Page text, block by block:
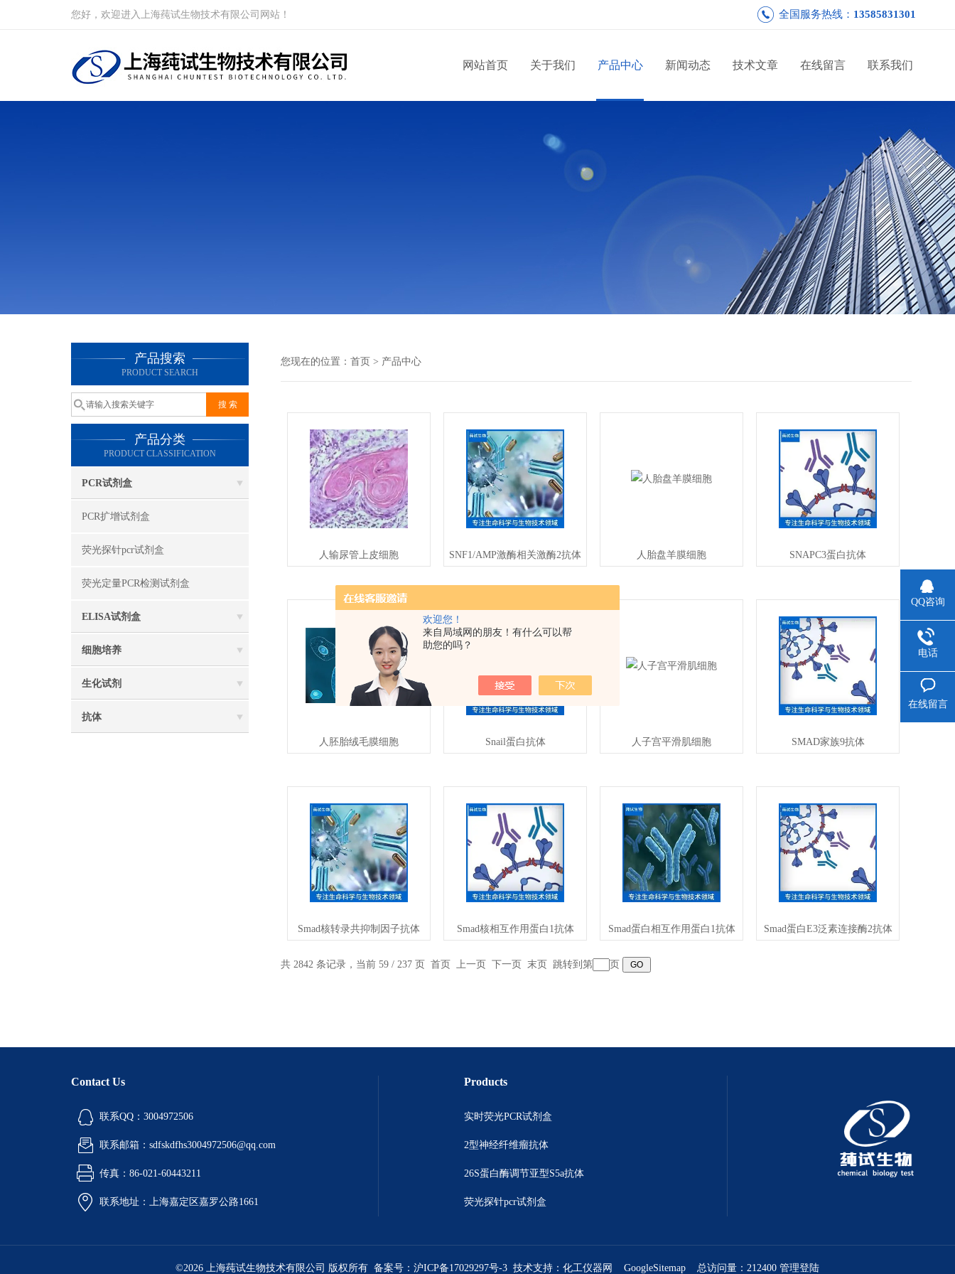
欢迎您！
来自局域网的朋友！有什么可以帮
助您的吗？
您好，欢迎进入上海莼试生物技术有限公司网站！ 全国服务热线： 13585831301
网站首页 关于我们 产品中心 新闻动态 技术文章 在线留言 联系我们
产品搜索
PRODUCT SEARCH
产品分类
PRODUCT CLASSIFICATION
PCR试剂盒
PCR扩增试剂盒
荧光探针pcr试剂盒
荧光定量PCR检测试剂盒
ELISA试剂盒
细胞培养
生化试剂
抗体
您现在的位置： 首页 > 产品中心
人输尿管上皮细胞 SNF1/AMP激酶相关激酶2抗体 人胎盘羊膜细胞 SNAPC3蛋白抗体
人胚胎绒毛膜细胞 Snail蛋白抗体 人子宫平滑肌细胞 SMAD家族9抗体
Smad核转录共抑制因子抗体 Smad核相互作用蛋白1抗体 Smad蛋白相互作用蛋白1抗体 Smad蛋白E3泛素连接酶2抗体
共 2842 条记录，当前 59 / 237 页 首页 上一页 下一页 末页 跳转到第 页
Contact Us
联系QQ：3004972506
联系邮箱：sdfskdfhs3004972506@qq.com
传真：86-021-60443211
联系地址：上海嘉定区嘉罗公路1661
Products
实时荧光PCR试剂盒
2型神经纤维瘤抗体
26S蛋白酶调节亚型S5a抗体
荧光探针pcr试剂盒
©2026 上海莼试生物技术有限公司 版权所有 备案号： 沪ICP备17029297号-3 技术支持： 化工仪器网 GoogleSitemap 总访问量：212400 管理登陆
QQ咨询
电话
在线留言